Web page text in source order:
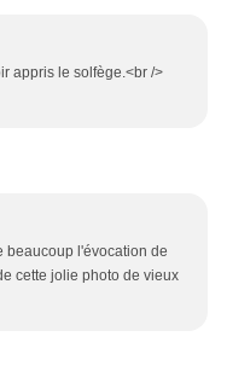
appris le solfège.<br />
beaucoup l'évocation de
cette jolie photo de vieux